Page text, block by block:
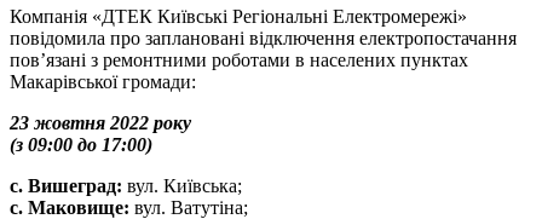
Компанія «ДТЕК Київські Регіональні Електромережі»
повідомила про заплановані відключення електропостачання
пов’язані з ремонтними роботами в населених пунктах
Макарівської громади:
23 жовтня 2022 року
(з 09:00 до 17:00)
с. Вишеград: вул. Київська;
с. Маковище: вул. Ватутіна;